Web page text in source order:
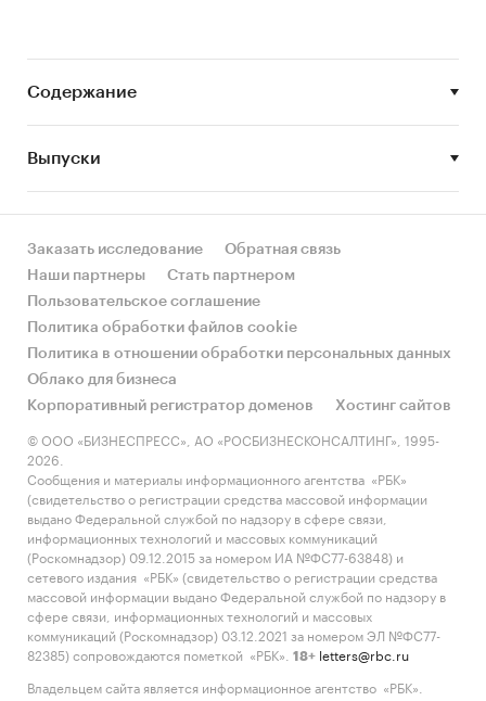
Содержание
Выпуски
Заказать исследование
Обратная связь
Наши партнеры
Стать партнером
Пользовательское соглашение
Политика обработки файлов cookie
Политика в отношении обработки персональных данных
Облако для бизнеса
Корпоративный регистратор доменов
Хостинг сайтов
© ООО «БИЗНЕСПРЕСС», АО «РОСБИЗНЕСКОНСАЛТИНГ», 1995-
2026.
Сообщения и материалы информационного агентства «РБК»
(свидетельство о регистрации средства массовой информации
выдано Федеральной службой по надзору в сфере связи,
информационных технологий и массовых коммуникаций
(Роскомнадзор) 09.12.2015 за номером ИА №ФС77-63848) и
сетевого издания «РБК» (свидетельство о регистрации средства
массовой информации выдано Федеральной службой по надзору в
сфере связи, информационных технологий и массовых
коммуникаций (Роскомнадзор) 03.12.2021 за номером ЭЛ №ФС77-
82385) сопровождаются пометкой «РБК».
18+ letters@rbc.ru
Владельцем сайта является информационное агентство «РБК».